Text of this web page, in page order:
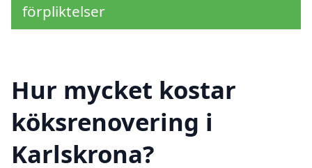
förpliktelser
Hur mycket kostar
köksrenovering i
Karlskrona?